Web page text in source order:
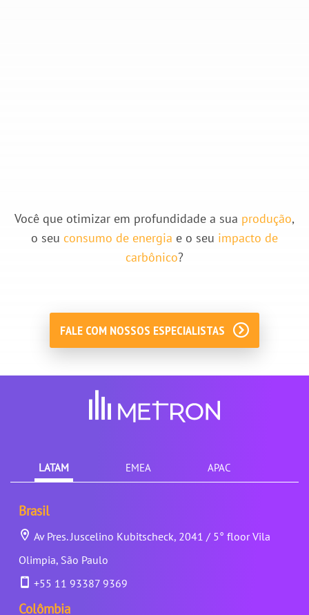
Você que otimizar em profundidade a sua produção,
o seu consumo de energia e o seu impacto de
carbônico?
FALE COM NOSSOS ESPECIALISTAS
LATAM EMEA APAC
Brasil
Av Pres. Juscelino Kubitscheck, 2041 / 5° floor Vila
Olimpia, São Paulo
+55 11 93387 9369
Colômbia